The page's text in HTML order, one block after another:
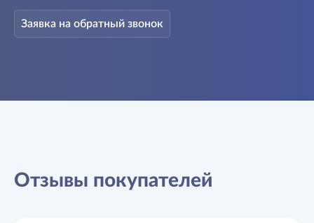
Заявка на обратный звонок
Отзывы покупателей